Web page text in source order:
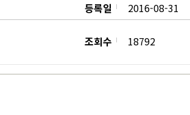
등록일 2016-08-31
조회수 18792